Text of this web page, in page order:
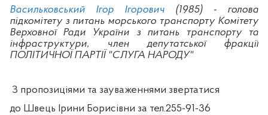
Васильковський Ігор Ігорович (1985) - голова
підкомітету з питань морського транспорту Комітету
Верховної Ради України з питань транспорту та
інфраструктури, член депутатської фракції
ПОЛІТИЧНОЇ ПАРТІЇ "СЛУГА НАРОДУ"
З пропозиціями та зауваженнями звертатися
до Швець Ірини Борисівни за тел.255-91-36